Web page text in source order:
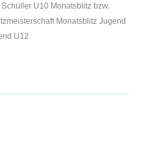
U10 Monatsblitz bzw.
Monatsblitz Jugend
U12